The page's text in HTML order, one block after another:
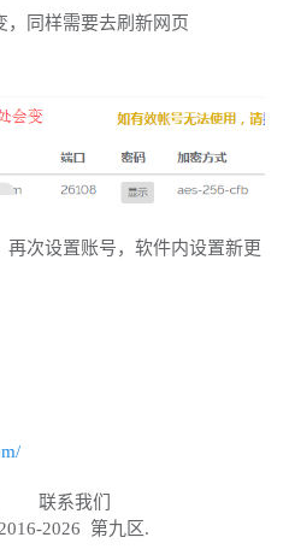
，同样需要去刷新网页
次设置账号，软件内设置新更
联系我们
2026 第九区.